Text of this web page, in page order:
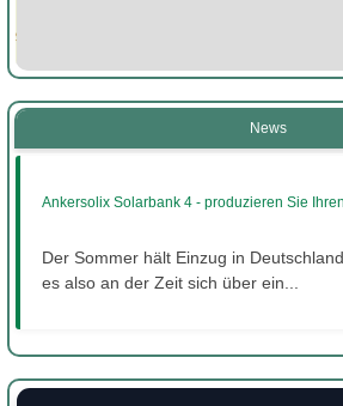
News
Ankersolix Solarbank 4 - produzieren Sie
Der Sommer hält Einzug in
es also an der Zeit sich über ein...